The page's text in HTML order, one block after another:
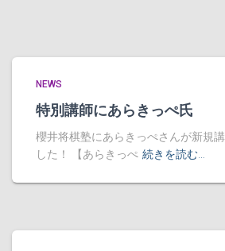
NEWS
特別講師にあらきっぺ氏
櫻井将棋塾にあらきっぺさんが新規
した！ 【あらきっぺ 続きを読む…